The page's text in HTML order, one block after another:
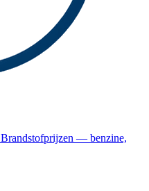
Brandstofprijzen — benzine,